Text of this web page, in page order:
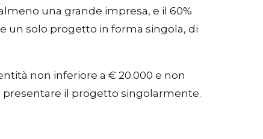
una grande impresa, e il 60%
un solo progetto in forma singola, di
non inferiore a € 20.000 e non
presentare il progetto singolarmente.